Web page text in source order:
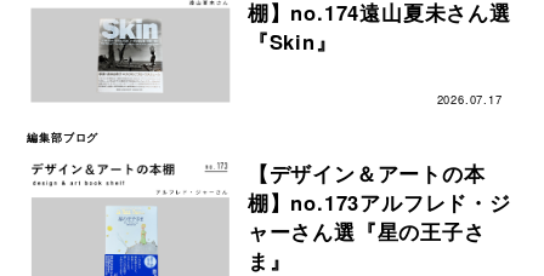
棚】no.174遠山夏未さん選
『Skin』
2026.07.17
編集部ブログ
【デザイン＆アートの本
棚】no.173アルフレド・ジ
ャーさん選『星の王子さ
ま』